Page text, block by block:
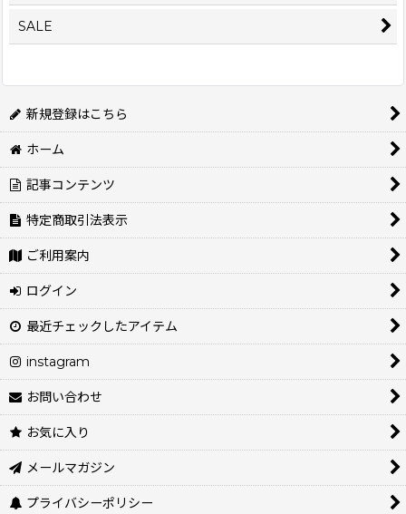
SALE
新規登録はこちら
ホーム
記事コンテンツ
特定商取引法表示
ご利用案内
ログイン
最近チェックしたアイテム
instagram
お問い合わせ
お気に入り
メールマガジン
プライバシーポリシー